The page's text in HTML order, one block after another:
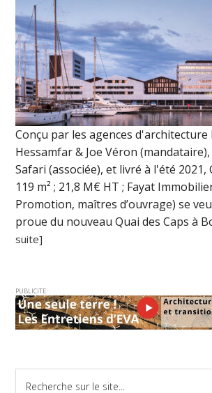
Conçu par les agences d'architecture
Hessamfar & Joe Véron
Safari (associée), et livré à l'été 2021,
119 m² ; 21,8 M€ HT ; Fayat
Promotion, maîtres d’ouvrage) se
proue du nouveau Quai des Caps à
suite]
PUBLICITE